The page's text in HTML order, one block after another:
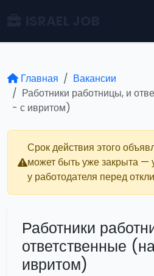
Главная
Вакансии
Работники работницы, и
- с ивритом)
Срок действия этого
может быть уже закрыта —
у работодателя перед
Работники
ответственные
ивритом)